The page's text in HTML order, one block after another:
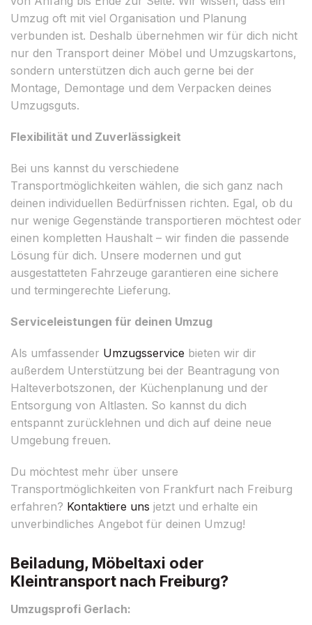
Umzug oft mit viel Organisation und Planung
verbunden ist. Deshalb übernehmen wir für dich nicht
nur den Transport deiner Möbel und Umzugskartons,
sondern unterstützen dich auch gerne bei der
Montage, Demontage und dem Verpacken deines
Umzugsguts.
Flexibilität und Zuverlässigkeit
Bei uns kannst du verschiedene
Transportmöglichkeiten wählen, die sich ganz nach
deinen individuellen Bedürfnissen richten. Egal, ob du
nur wenige Gegenstände transportieren möchtest oder
einen kompletten Haushalt – wir finden die passende
Lösung für dich. Unsere modernen und gut
ausgestatteten Fahrzeuge garantieren eine sichere
und termingerechte Lieferung.
Serviceleistungen für deinen Umzug
Als umfassender Umzugsservice bieten wir dir
außerdem Unterstützung bei der Beantragung von
Halteverbotszonen, der Küchenplanung und der
Entsorgung von Altlasten. So kannst du dich
entspannt zurücklehnen und dich auf deine neue
Umgebung freuen.
Du möchtest mehr über unsere
Transportmöglichkeiten von Frankfurt nach Freiburg
erfahren? Kontaktiere uns jetzt und erhalte ein
unverbindliches Angebot für deinen Umzug!
Beiladung, Möbeltaxi oder
Kleintransport nach Freiburg?
Umzugsprofi Gerlach: